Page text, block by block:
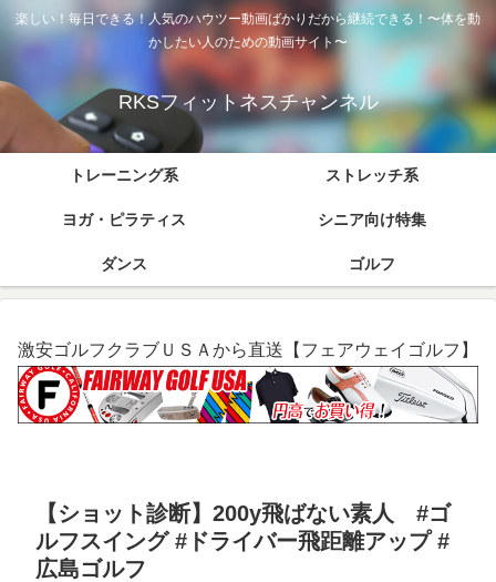
楽しい！毎日できる！人気のハウツー動画ばかりだから継続できる！〜体を動
かしたい人のための動画サイト〜
RKSフィットネスチャンネル
トレーニング系 ストレッチ系
ヨガ・ピラティス シニア向け特集
ダンス ゴルフ
激安ゴルフクラブＵＳＡから直送【フェアウェイゴルフ】
【ショット診断】200y飛ばない素人 #ゴ
ルフスイング #ドライバー飛距離アップ #
広島ゴルフ